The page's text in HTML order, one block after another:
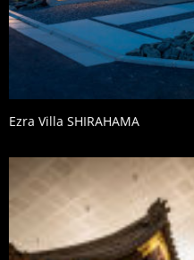
Ezra Villa SHIRAHAMA